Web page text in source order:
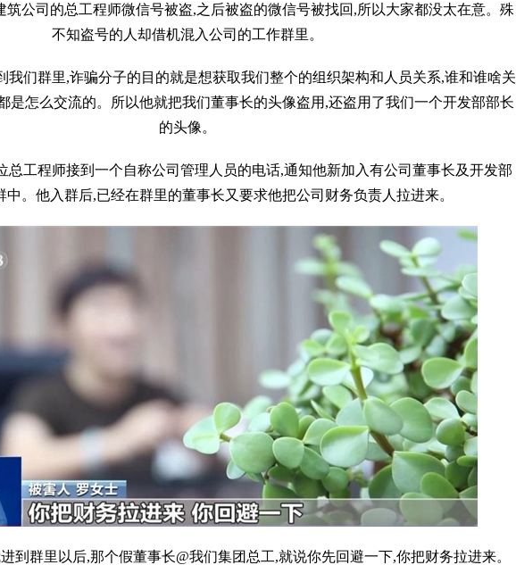
筑公司的总工程师微信号被盗,之后被盗的微信号被找回,所以大家都没太在意。殊
不知盗号的人却借机混入公司的工作群里。
我们群里,诈骗分子的目的就是想获取我们整个的组织架构和人员关系,谁和谁啥关
是怎么交流的。所以他就把我们董事长的头像盗用,还盗用了我们一个开发部部长
的头像。
总工程师接到一个自称公司管理人员的电话,通知他新加入有公司董事长及开发部
中。他入群后,已经在群里的董事长又要求他把公司财务负责人拉进来。
到群里以后,那个假董事长@我们集团总工,就说你先回避一下,你把财务拉进来。